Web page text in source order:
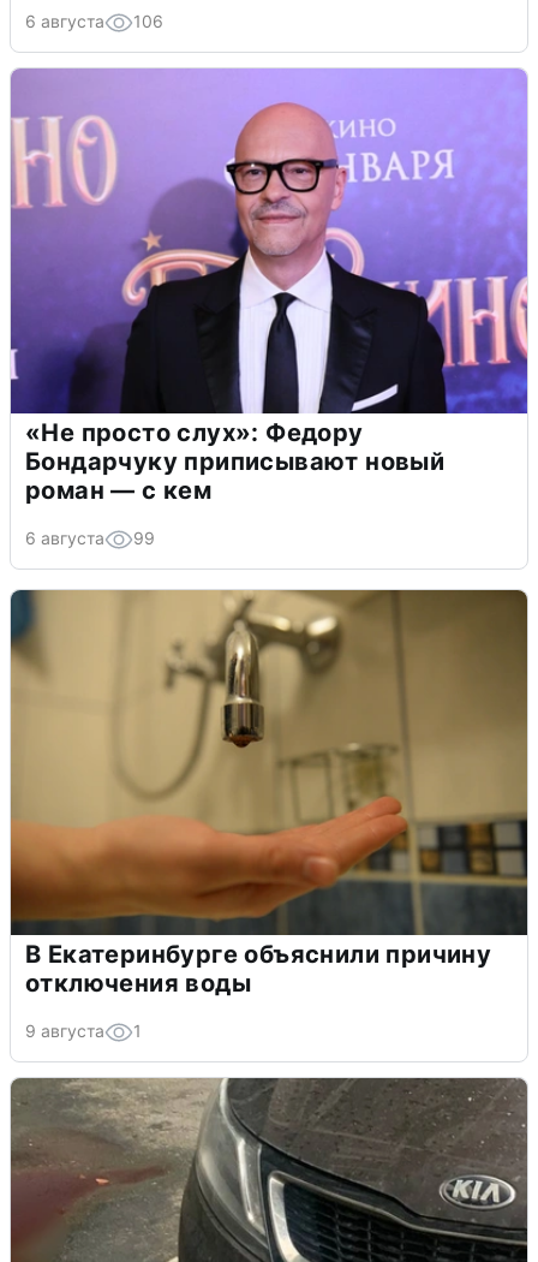
6 августа 106
«Не просто слух»: Федору
Бондарчуку приписывают новый
роман — с кем
6 августа 99
В Екатеринбурге объяснили причину
отключения воды
9 августа 1